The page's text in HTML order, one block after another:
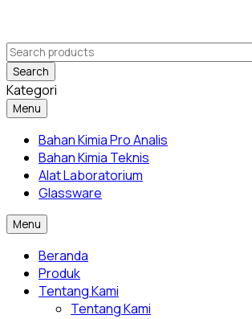
Search
Kategori
Menu
Bahan Kimia Pro Analis
Bahan Kimia Teknis
Alat Laboratorium
Glassware
Menu
Beranda
Produk
Tentang Kami
Tentang Kami